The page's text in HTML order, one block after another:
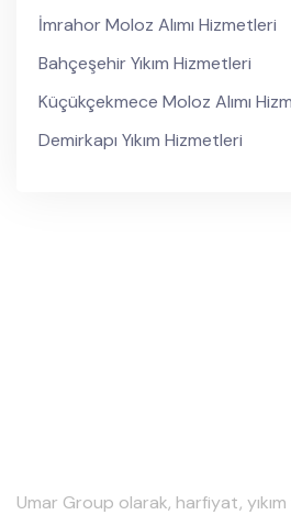
İmrahor Moloz Alımı Hizmetleri
Bahçeşehir Yıkım Hizmetleri
Küçükçekmece Moloz Alımı
Demirkapı Yıkım Hizmetleri
Umar Group olarak, harfiyat, yıkım